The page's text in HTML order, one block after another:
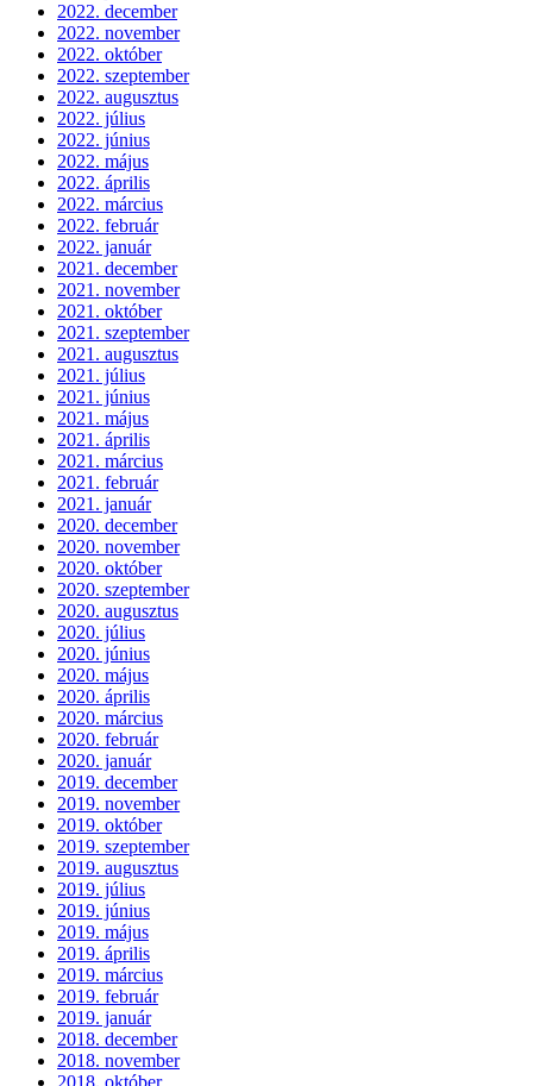
2022. december
2022. november
2022. október
2022. szeptember
2022. augusztus
2022. július
2022. június
2022. május
2022. április
2022. március
2022. február
2022. január
2021. december
2021. november
2021. október
2021. szeptember
2021. augusztus
2021. július
2021. június
2021. május
2021. április
2021. március
2021. február
2021. január
2020. december
2020. november
2020. október
2020. szeptember
2020. augusztus
2020. július
2020. június
2020. május
2020. április
2020. március
2020. február
2020. január
2019. december
2019. november
2019. október
2019. szeptember
2019. augusztus
2019. július
2019. június
2019. május
2019. április
2019. március
2019. február
2019. január
2018. december
2018. november